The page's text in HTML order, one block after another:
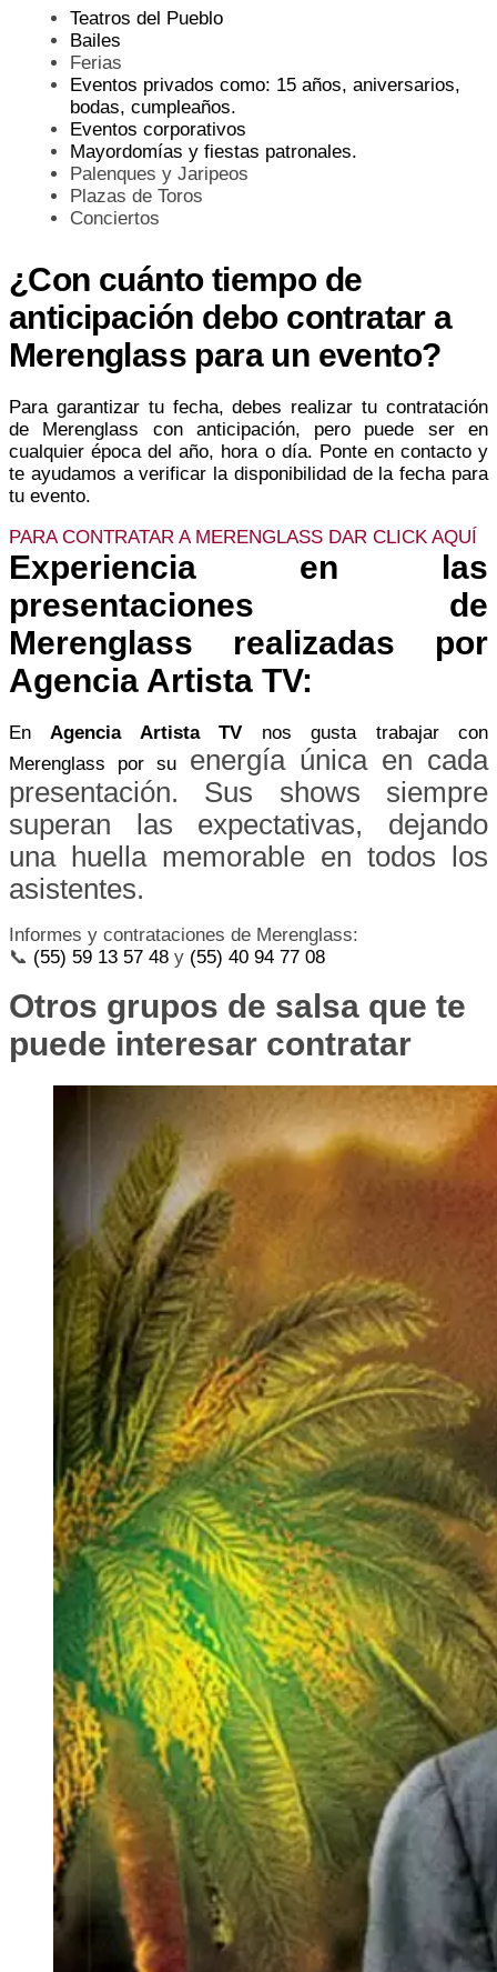
Teatros del Pueblo
Bailes
Ferias
Eventos privados como: 15 años, aniversarios,
bodas, cumpleaños.
Eventos corporativos
Mayordomías y fiestas patronales.
Palenques y Jaripeos
Plazas de Toros
Conciertos
¿Con cuánto tiempo de
anticipación debo contratar a
Merenglass para un evento?
Para garantizar tu fecha, debes realizar tu contratación
de Merenglass con anticipación, pero puede ser en
cualquier época del año, hora o día. Ponte en contacto y
te ayudamos a verificar la disponibilidad de la fecha para
tu evento.
PARA CONTRATAR A MERENGLASS DAR CLICK AQUÍ
Experiencia en las
presentaciones de
Merenglass realizadas por
Agencia Artista TV:
En Agencia Artista TV nos gusta trabajar con
Merenglass
por su energía única en cada
presentación. Sus shows siempre
superan las expectativas, dejando
una huella memorable en todos los
asistentes.
Informes y contrataciones de Merenglass:
📞 (55) 59 13 57 48 y (55) 40 94 77 08
Otros grupos de salsa que te
puede interesar contratar